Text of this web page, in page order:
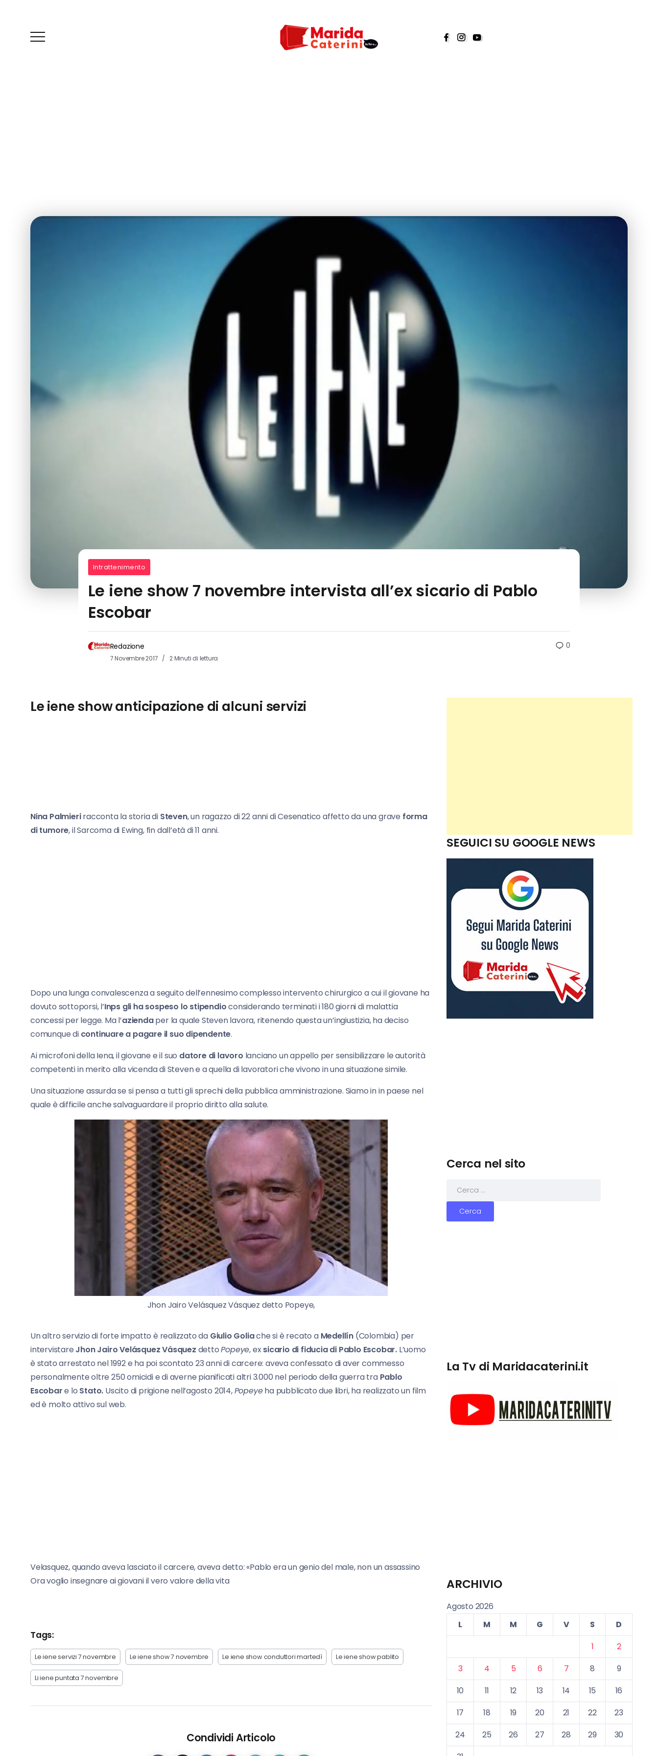
Intrattenimento
Le iene show 7 novembre intervista all’ex sicario di Pablo
Escobar
Redazione
7 Novembre 2017 2 Minuti di lettura
0
Le iene show anticipazione di alcuni servizi
Nina Palmieriracconta la storia di Steven, un ragazzo di 22 anni di Cesenatico affetto da una grave forma
di tumore, il Sarcoma di Ewing, fin dall’età di 11 anni.
Dopo una lunga convalescenza a seguito dell’ennesimo complesso intervento chirurgico a cui il giovane ha
dovuto sottoporsi, l’Inps gli ha sospeso lo stipendioconsiderando terminati i 180 giorni di malattia
concessi per legge. Ma l’aziendaper la quale Steven lavora, ritenendo questa un’ingiustizia, ha deciso
comunque di continuare a pagare il suo dipendente.
Ai microfoni della Iena, il giovane e il suo datore di lavoro lanciano un appello per sensibilizzare le autorità
competenti in merito alla vicenda di Steven e a quella di lavoratori che vivono in una situazione simile.
Una situazione assurda se si pensa a tutti gli sprechi della pubblica amministrazione. Siamo in in paese nel
quale è difficile anche salvaguardare il proprio diritto alla salute.
Jhon Jairo Velásquez Vásquez detto Popeye,
Un altro servizio di forte impatto è realizzato da Giulio Goliache si è recato a Medellín (Colombia) per
intervistare Jhon Jairo Velásquez Vásquez dettoPopeye, exsicario di fiducia di Pablo Escobar. L’uomo
è stato arrestato nel 1992 e ha poi scontato 23 anni di carcere: aveva confessato di aver commesso
personalmente oltre 250 omicidi e di averne pianificati altri 3.000 nel periodo della guerra tra Pablo
Escobare lo Stato. Uscito di prigione nell’agosto 2014,Popeyeha pubblicato due libri, ha realizzato un film
ed è molto attivo sul web.
Velasquez, quando aveva lasciato il carcere, aveva detto: «Pablo era un genio del male, non un assassino
Ora voglio insegnare ai giovani il vero valore della vita
Tags:
Le iene servizi 7 novembre Le iene show 7 novembre Le iene show conduttori martedì Le iene show pablito
Li iene puntata 7 novembre
Condividi Articolo
SEGUICI SU GOOGLE NEWS
Cerca nel sito
La Tv di Maridacaterini.it
ARCHIVIO
Agosto 2026
L
M M G V S
D
1
2
3
4 5 6 7 8
9
10
11 12 13 14 15
16
17
18 19 20 21 22
23
24
25 26 27 28 29
30